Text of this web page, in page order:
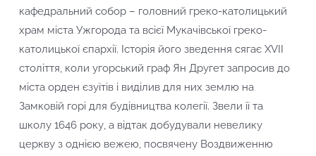
кафедральний собор – головний греко-католицький
храм міста Ужгорода та всієї Мукачівської греко-
католицької єпархії. Історія його зведення сягає XVII
століття, коли угорський граф Ян Другет запросив до
міста орден єзуїтів і виділив для них землю на
Замковій горі для будівництва колегії. Звели її та
школу 1646 року, а відтак добудували невелику
церкву з однією вежею, посвячену Воздвиженню